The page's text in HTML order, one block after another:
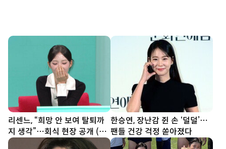
리센느, “희망 안 보여 탈퇴까
지 생각”…회식 현장 공개 (전
참시)
한승연, 장난감 쥔 손 ‘덜덜’…
팬들 건강 걱정 쏟아졌다